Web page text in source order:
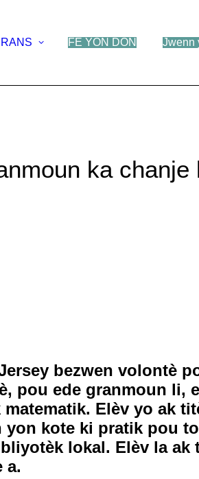
FÈ YON DON Jwenn
ka chanje
bezwen volontè
pou ede granmoun li,
matematik. Elèv yo ak
yon kote ki pratik pou
lokal. Elèv la ak
a.